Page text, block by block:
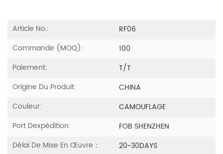
Article No.:
RF06
Commande (MOQ):
100
Paiement:
T/T
Origine Du Produit:
CHINA
Couleur:
CAMOUFLAGE
Port Dexpédition:
FOB SHENZHEN
Délai De Mise En Œuvre：
20~30DAYS